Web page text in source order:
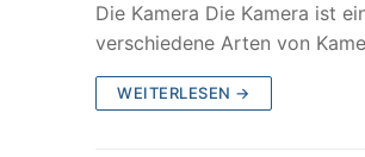
Die Kamera Die Kamera ist
verschiedene Arten von
WEITERLESEN →